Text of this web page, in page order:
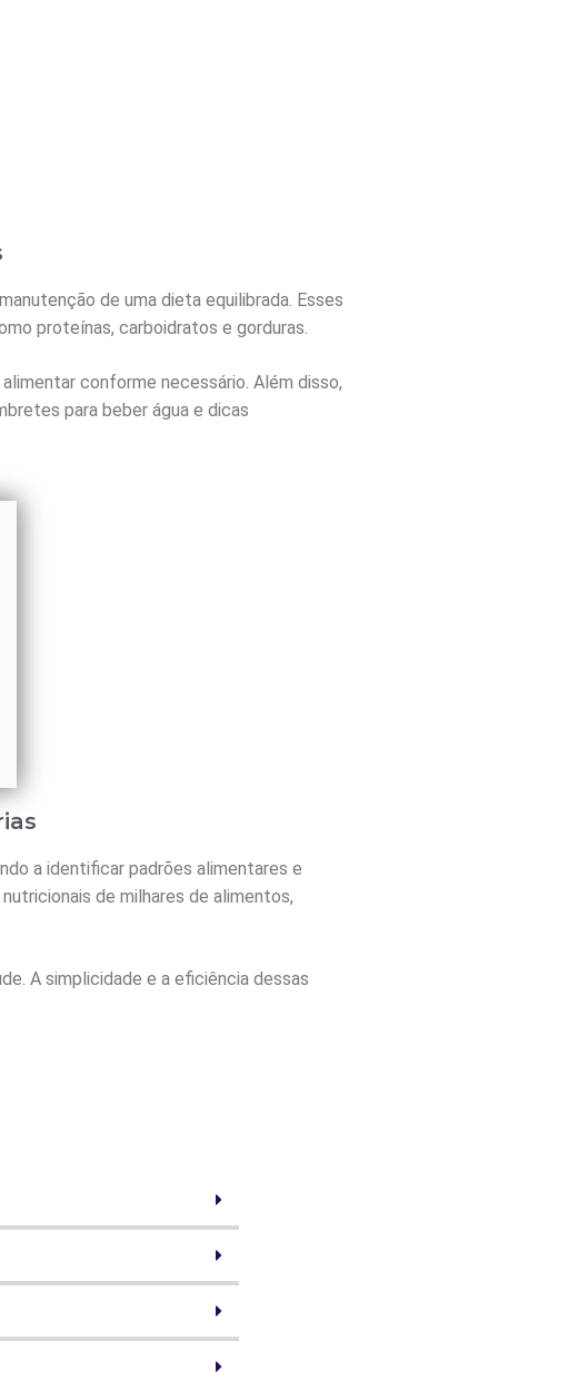
de uma dieta equilibrada. Esses
proteínas, carboidratos e gorduras.
conforme necessário. Além disso,
para beber água e dicas
a identificar padrões alimentares e
de milhares de alimentos,
A simplicidade e a eficiência dessas